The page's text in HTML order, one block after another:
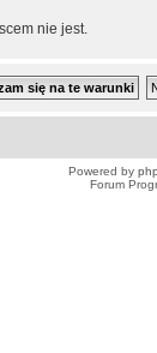
nie jest.
Powered by
Forum